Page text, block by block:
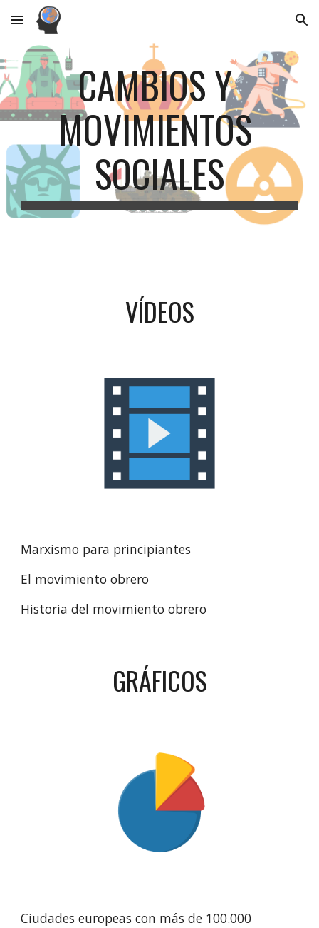
Skip to main content Skip to navigation
CAMBIOS Y
MOVIMIENTOS
SOCIALES
VÍDEOS
Marxismo para principiantes
El movimiento obrero
Historia del movimiento obrero
GRÁFICOS
Ciudades europeas con más de 100.000